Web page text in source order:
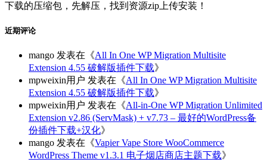
下载的压缩包，先解压，找到资源zip上传安装！
近期评论
mango 发表在《All In One WP Migration Multisite
Extension 4.55 破解版插件下载》
mpweixin用户 发表在《All In One WP Migration Multisite
Extension 4.55 破解版插件下载》
mpweixin用户 发表在《All-in-One WP Migration Unlimited
Extension v2.86 (ServMask) + v7.73 – 最好的WordPress备
份插件下载+汉化》
mango 发表在《Vapier Vape Store WooCommerce
WordPress Theme v1.3.1 电子烟店商店主题下载》